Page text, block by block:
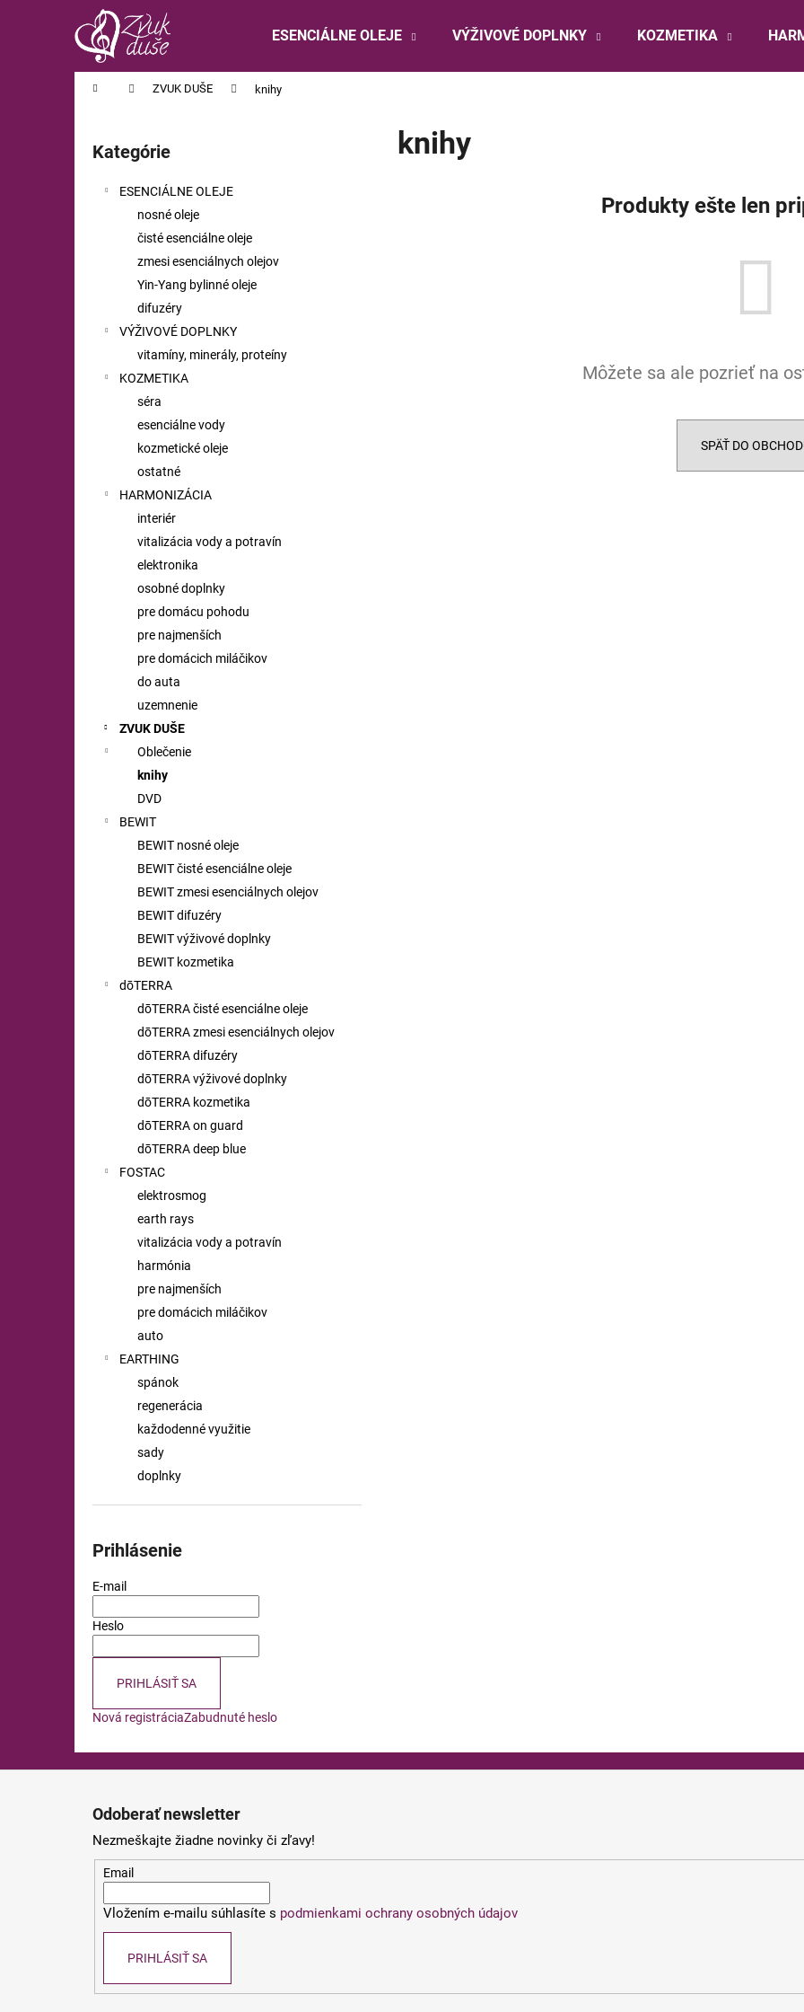
ESENCIÁLNE OLEJE VÝŽIVOVÉ DOPLNKY KOZMETIKA
Domov ZVUK DUŠE knihy
Preskočiť
kategórie
Kategórie
ESENCIÁLNE OLEJE
nosné oleje
čisté esenciálne oleje
zmesi esenciálnych olejov
Yin-Yang bylinné oleje
difuzéry
VÝŽIVOVÉ DOPLNKY
vitamíny, minerály, proteíny
KOZMETIKA
séra
esenciálne vody
kozmetické oleje
ostatné
HARMONIZÁCIA
interiér
vitalizácia vody a potravín
elektronika
osobné doplnky
pre domácu pohodu
pre najmenších
pre domácich miláčikov
do auta
uzemnenie
ZVUK DUŠE
Oblečenie
knihy
DVD
BEWIT
BEWIT nosné oleje
BEWIT čisté esenciálne oleje
BEWIT zmesi esenciálnych olejov
BEWIT difuzéry
BEWIT výživové doplnky
BEWIT kozmetika
dōTERRA
dōTERRA čisté esenciálne oleje
dōTERRA zmesi esenciálnych olejov
dōTERRA difuzéry
dōTERRA výživové doplnky
dōTERRA kozmetika
dōTERRA on guard
dōTERRA deep blue
FOSTAC
elektrosmog
earth rays
vitalizácia vody a potravín
harmónia
pre najmenších
pre domácich miláčikov
auto
EARTHING
spánok
regenerácia
každodenné využitie
sady
doplnky
Prihlásenie
E-mail
Heslo
PRIHLÁSIŤ SA
Nová registráciaZabudnuté heslo
knihy
Produkty ešte len
Môžete sa ale pozrieť na
SPÄŤ DO
Späť
Späť
Odoberať newsletter
Nezmeškajte žiadne novinky či zľavy!
Email
Vložením e-mailu súhlasíte s podmienkami ochrany osobných údajov
PRIHLÁSIŤ SA